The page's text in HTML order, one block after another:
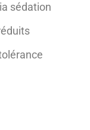
sédation